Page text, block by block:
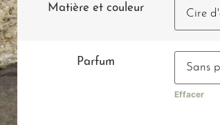
Matière et couleur
Parfum
Effacer